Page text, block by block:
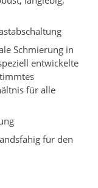
Schmierung in
entwickelte
für alle
für den